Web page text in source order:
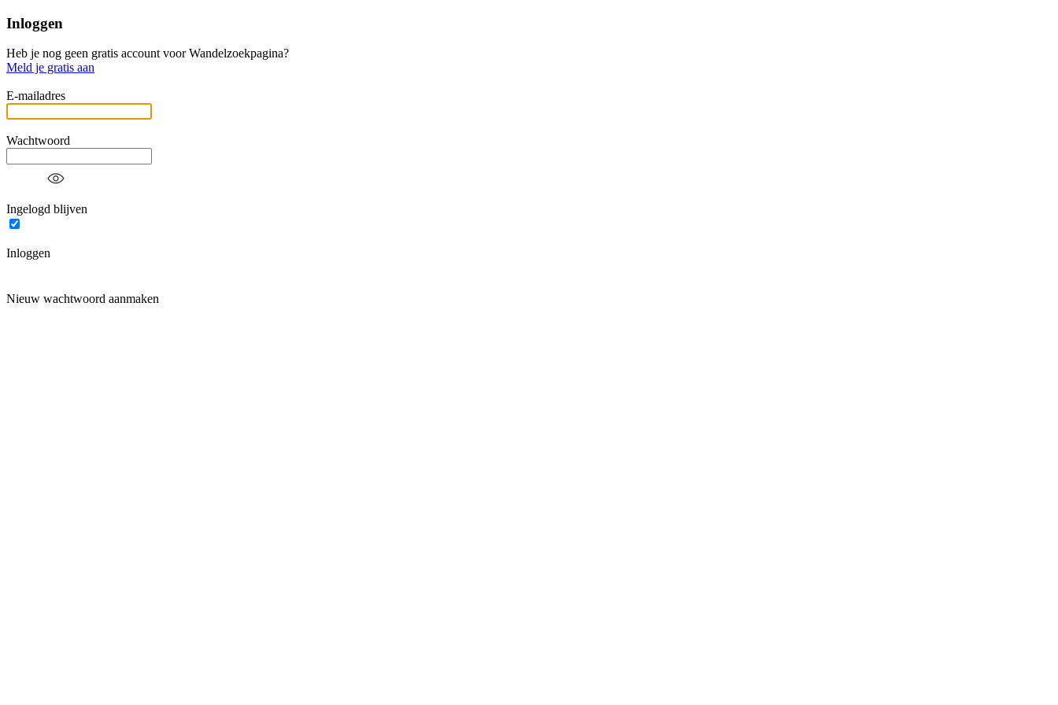
Inloggen
Heb je nog geen gratis account voor Wandelzoekpagina?
Meld je gratis aan
E-mailadres
Wachtwoord
Ingelogd blijven
Inloggen
Nieuw wachtwoord aanmaken